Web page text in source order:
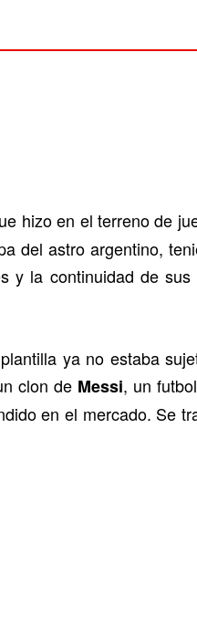
hizo en el terreno de
del astro argentino,
y la continuidad de sus
ya no estaba
clon de Messi, un
en el mercado. Se